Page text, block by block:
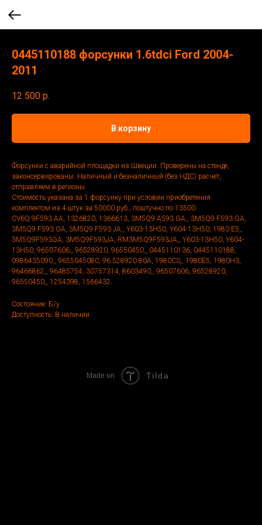
0445110188 форсунки 1.6tdci Ford 2004-
2011
12 500 р.
В корзину
Форсунки с аварийной площадки из Швеции. Проверены на стенде,
законсервированы. Наличный и безналичный (без НДС) расчёт,
отправляем в регионы.
Стоимость указана за 1 форсунку при условии приобретения
комплектом из 4 штук за 50000 руб., поштучно по 13500.
CV6Q 9F593 AA, 1326820, 1366613, 3M5Q9 A593 GA,, 3M5Q9 F593 GA,
3M5Q9 F593 GA, 3M5Q9 F593 JA,, Y603-13H50, Y604-13H50, 1980 E5,,
3M5Q9F593GA, 3M5Q9F593JA, RM3M5Q9F593JA,, Y603-13H50, Y604-
13H50, 96507606,, 96528920, 96550450,, 0445110136, 0445110188,
0986435090,, 9655045080, 96.528920.80A, 1980CS,, 1980E5, 1980H3,
96466862,, 96485754, 30757314, 8603490,, 96507606, 96528920,
96550450,, 1254398, 1566432.
Состояние: Б/у
Доступность: В наличии
Made on Tilda